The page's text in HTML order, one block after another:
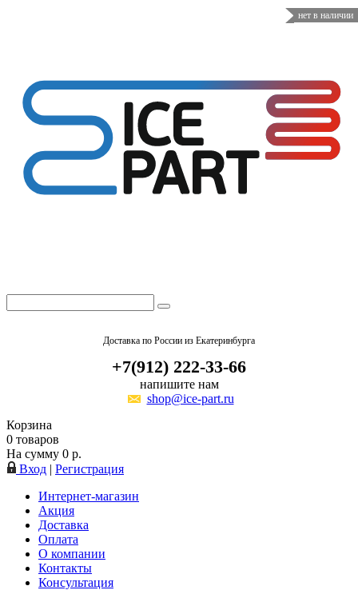
Доставка по России из Екатеринбурга
+7(912) 222-33-66
напишите нам
shop@ice-part.ru
Корзина
0 товаров
На сумму 0 р.
Вход | Регистрация
Интернет-магазин
Акция
Доставка
Оплата
О компании
Контакты
Консультация
нет в наличии